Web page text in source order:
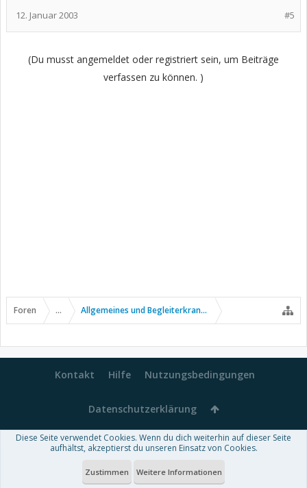
#5
12. Januar 2003
(Du musst angemeldet oder registriert sein, um Beiträge
verfassen zu können. )
Foren ... Allgemeines und Begleiterkrankungen
Kontakt Hilfe Nutzungsbedingungen
Datenschutzerklärung
Forum software by XenForo™-Deutsch von xenDach
Theme designed byThemeHouse
Diese Seite verwendet Cookies. Wenn du dich weiterhin auf dieser Seite
aufhältst, akzeptierst du unseren Einsatz von Cookies.
Zustimmen Weitere Informationen